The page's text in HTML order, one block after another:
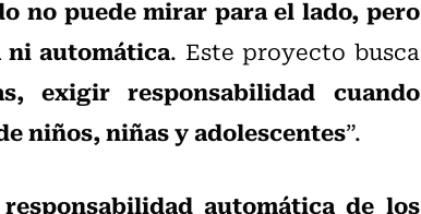
no puede mirar para el lado, pero
ni automática. Este proyecto busca
exigir responsabilidad cuando
niños, niñas y adolescentes”.
automática de los